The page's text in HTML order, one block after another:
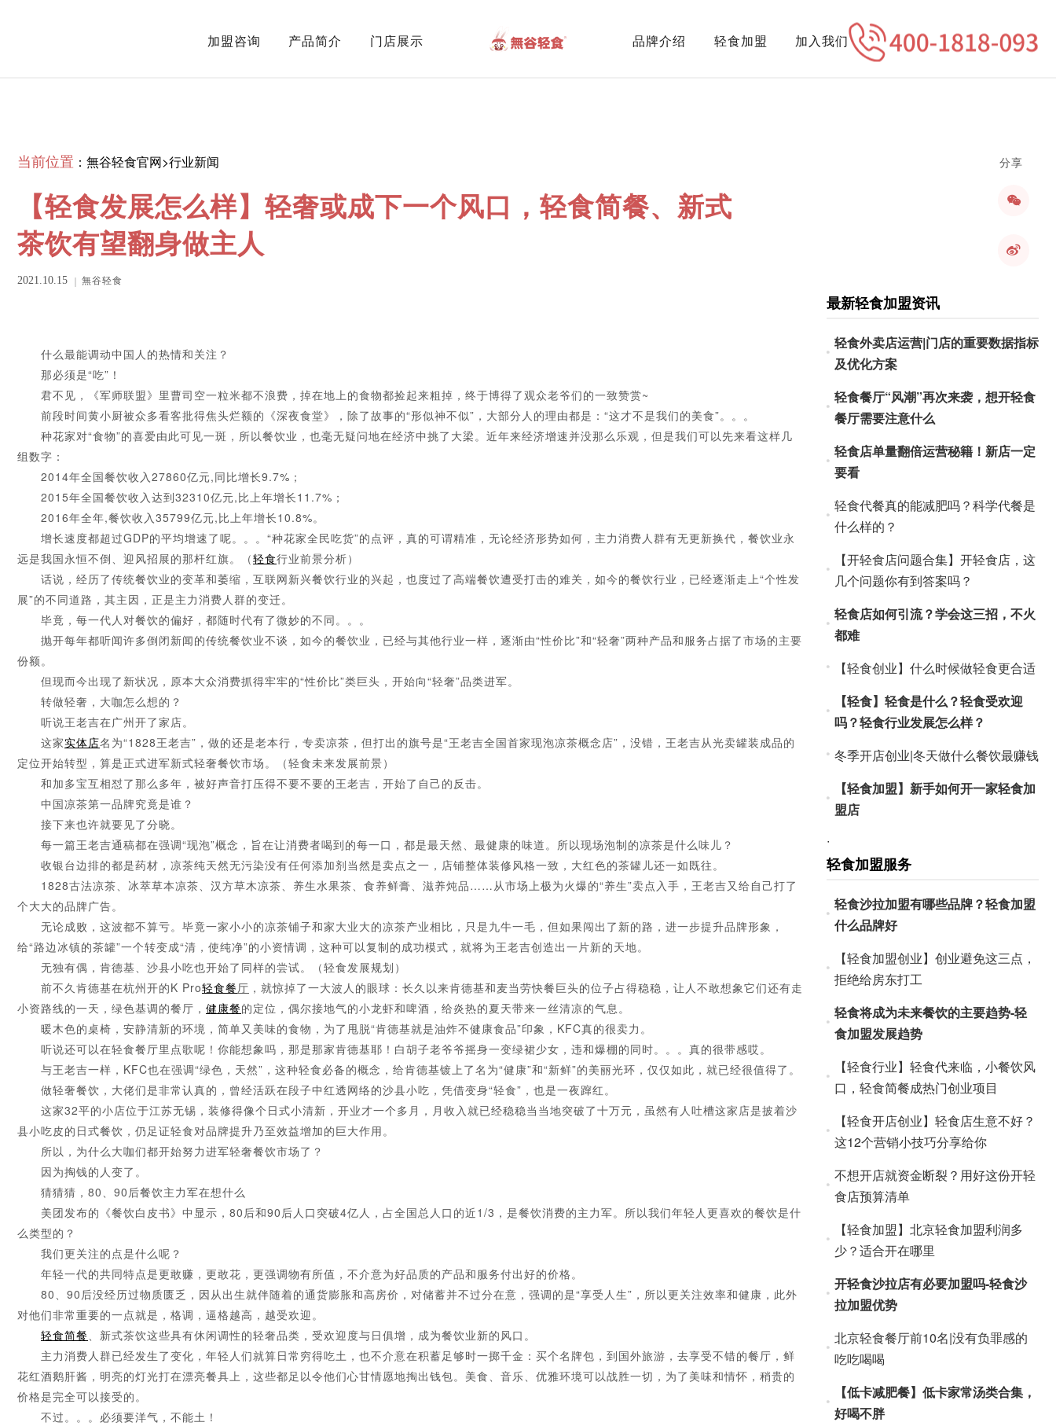
加盟咨询 产品简介 门店展示 品牌介绍 轻食加盟 加入我们
当前位置 ： 無谷轻食官网>行业新闻
【轻食发展怎么样】轻奢或成下一个风口，轻食简餐、新式
茶饮有望翻身做主人
2021.10.15 無谷轻食
什么最能调动中国人的热情和关注？
那必须是“吃”！
君不见，《军师联盟》里曹司空一粒米都不浪费，掉在地上的食物都捡起来粗掉，终于博得了观众老爷们的一致赞赏~
前段时间黄小厨被众多看客批得焦头烂额的《深夜食堂》，除了故事的“形似神不似”，大部分人的理由都是：“这才不是我们的美食”。。。
种花家对“食物”的喜爱由此可见一斑，所以餐饮业，也毫无疑问地在经济中挑了大梁。近年来经济增速并没那么乐观，但是我们可以先来看这样几
组数字：
2014年全国餐饮收入27860亿元,同比增长9.7%；
2015年全国餐饮收入达到32310亿元,比上年增长11.7%；
2016年全年,餐饮收入35799亿元,比上年增长10.8%。
增长速度都超过GDP的平均增速了呢。。。“种花家全民吃货”的点评，真的可谓精准，无论经济形势如何，主力消费人群有无更新换代，餐饮业永
远是我国永恒不倒、迎风招展的那杆红旗。（轻食行业前景分析）
话说，经历了传统餐饮业的变革和萎缩，互联网新兴餐饮行业的兴起，也度过了高端餐饮遭受打击的难关，如今的餐饮行业，已经逐渐走上“个性发
展”的不同道路，其主因，正是主力消费人群的变迁。
毕竟，每一代人对餐饮的偏好，都随时代有了微妙的不同。。。
抛开每年都听闻许多倒闭新闻的传统餐饮业不谈，如今的餐饮业，已经与其他行业一样，逐渐由“性价比”和“轻奢”两种产品和服务占据了市场的主要
份额。
但现而今出现了新状况，原本大众消费抓得牢牢的“性价比”类巨头，开始向“轻奢”品类进军。
转做轻奢，大咖怎么想的？
听说王老吉在广州开了家店。
这家实体店名为“1828王老吉”，做的还是老本行，专卖凉茶，但打出的旗号是“王老吉全国首家现泡凉茶概念店”，没错，王老吉从光卖罐装成品的
定位开始转型，算是正式进军新式轻奢餐饮市场。（轻食未来发展前景）
和加多宝互相怼了那么多年，被好声音打压得不要不要的王老吉，开始了自己的反击。
中国凉茶第一品牌究竟是谁？
接下来也许就要见了分晓。
每一篇王老吉通稿都在强调“现泡”概念，旨在让消费者喝到的每一口，都是最天然、最健康的味道。所以现场泡制的凉茶是什么味儿？
收银台边排的都是药材，凉茶纯天然无污染没有任何添加剂当然是卖点之一，店铺整体装修风格一致，大红色的茶罐儿还一如既往。
1828古法凉茶、冰萃草本凉茶、汉方草木凉茶、养生水果茶、食养鲜膏、滋养炖品……从市场上极为火爆的“养生”卖点入手，王老吉又给自己打了
个大大的品牌广告。
无论成败，这波都不算亏。毕竟一家小小的凉茶铺子和家大业大的凉茶产业相比，只是九牛一毛，但如果闯出了新的路，进一步提升品牌形象，
给“路边冰镇的茶罐”一个转变成“清，使纯净”的小资情调，这种可以复制的成功模式，就将为王老吉创造出一片新的天地。
无独有偶，肯德基、沙县小吃也开始了同样的尝试。（轻食发展规划）
前不久肯德基在杭州开的K Pro轻食餐厅 ，就惊掉了一大波人的眼球：长久以来肯德基和麦当劳快餐巨头的位子占得稳稳，让人不敢想象它们还有走
小资路线的一天，绿色基调的餐厅， 健康餐的定位，偶尔接地气的小龙虾和啤酒，给炎热的夏天带来一丝清凉的气息。
暖木色的桌椅，安静清新的环境，简单又美味的食物，为了甩脱“肯德基就是油炸不健康食品”印象，KFC真的很卖力。
听说还可以在轻食餐厅里点歌呢！你能想象吗，那是那家肯德基耶！白胡子老爷爷摇身一变绿裙少女，违和爆棚的同时。。。真的很带感哎。
与王老吉一样，KFC也在强调“绿色，天然”，这种轻食必备的概念，给肯德基镀上了名为“健康”和“新鲜”的美丽光环，仅仅如此，就已经很值得了。
做轻奢餐饮，大佬们是非常认真的，曾经活跃在段子中红透网络的沙县小吃，凭借变身“轻食”，也是一夜蹿红。
这家32平的小店位于江苏无锡，装修得像个日式小清新，开业才一个多月，月收入就已经稳稳当当地突破了十万元，虽然有人吐槽这家店是披着沙
县小吃皮的日式餐饮，仍足证轻食对品牌提升乃至效益增加的巨大作用。
所以，为什么大咖们都开始努力进军轻奢餐饮市场了？
因为掏钱的人变了。
猜猜猜，80、90后餐饮主力军在想什么
美团发布的《餐饮白皮书》中显示，80后和90后人口突破4亿人，占全国总人口的近1/3，是餐饮消费的主力军。所以我们年轻人更喜欢的餐饮是什
么类型的？
我们更关注的点是什么呢？
年轻一代的共同特点是更敢赚，更敢花，更强调物有所值，不介意为好品质的产品和服务付出好的价格。
80、90后没经历过物质匮乏，因从出生就伴随着的通货膨胀和高房价，对储蓄并不过分在意，强调的是“享受人生”，所以更关注效率和健康，此外
对他们非常重要的一点就是，格调，逼格越高，越受欢迎。
轻食简餐、新式茶饮这些具有休闲调性的轻奢品类，受欢迎度与日俱增，成为餐饮业新的风口。
主力消费人群已经发生了变化，年轻人们就算日常穷得吃土，也不介意在积蓄足够时一掷千金：买个名牌包，到国外旅游，去享受不错的餐厅，鲜
花红酒鹅肝酱，明亮的灯光打在漂亮餐具上，这些都足以令他们心甘情愿地掏出钱包。美食、音乐、优雅环境可以战胜一切，为了美味和情怀，稍贵的
价格是完全可以接受的。
不过。。。必须要洋气，不能土！
分享
最新轻食加盟资讯
轻食外卖店运营|门店的重要数据指标
及优化方案
轻食餐厅“风潮”再次来袭，想开轻食
餐厅需要注意什么
轻食店单量翻倍运营秘籍！新店一定
要看
轻食代餐真的能减肥吗？科学代餐是
什么样的？
【开轻食店问题合集】开轻食店，这
几个问题你有到答案吗？
轻食店如何引流？学会这三招，不火
都难
【轻食创业】什么时候做轻食更合适
【轻食】轻食是什么？轻食受欢迎
吗？轻食行业发展怎么样？
冬季开店创业|冬天做什么餐饮最赚钱
【轻食加盟】新手如何开一家轻食加
盟店
·
轻食加盟服务
轻食沙拉加盟有哪些品牌？轻食加盟
什么品牌好
【轻食加盟创业】创业避免这三点，
拒绝给房东打工
轻食将成为未来餐饮的主要趋势-轻
食加盟发展趋势
【轻食行业】轻食代来临，小餐饮风
口，轻食简餐成热门创业项目
【轻食开店创业】轻食店生意不好？
这12个营销小技巧分享给你
不想开店就资金断裂？用好这份开轻
食店预算清单
【轻食加盟】北京轻食加盟利润多
少？适合开在哪里
开轻食沙拉店有必要加盟吗-轻食沙
拉加盟优势
北京轻食餐厅前10名|没有负罪感的
吃吃喝喝
【低卡减肥餐】低卡家常汤类合集，
好喝不胖